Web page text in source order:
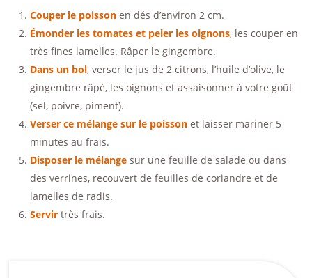
Couper le poisson en dés d’environ 2 cm.
Émonder les tomates et peler les oignons, les couper en
très fines lamelles. Râper le gingembre.
Dans un bol, verser le jus de 2 citrons, l’huile d’olive, le
gingembre râpé, les oignons et assaisonner à votre goût
(sel, poivre, piment).
Verser ce mélange sur le poisson et laisser mariner 5
minutes au frais.
Disposer le mélange sur une feuille de salade ou dans
des verrines, recouvert de feuilles de coriandre et de
lamelles de radis.
Servir très frais.